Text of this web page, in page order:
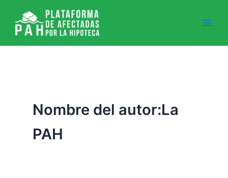
contenido
Nombre del autor:La
PAH